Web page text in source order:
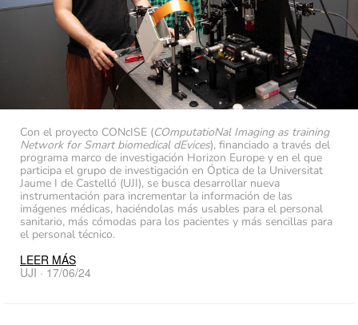
Con el proyecto CONcISE (COmputatioNal Imaging as training
Network for Smart biomedical dEvices), financiado a través del
programa marco de investigación Horizon Europe y en el que
participa el grupo de investigación en Óptica de la Universitat
Jaume I de Castelló (UJI), se busca desarrollar nueva
instrumentación para incrementar la información de las
imágenes médicas, haciéndolas más usables para el personal
sanitario, más cómodas para los pacientes y más sencillas para
el personal técnico.
LEER MÁS
UJI · 17/06/24